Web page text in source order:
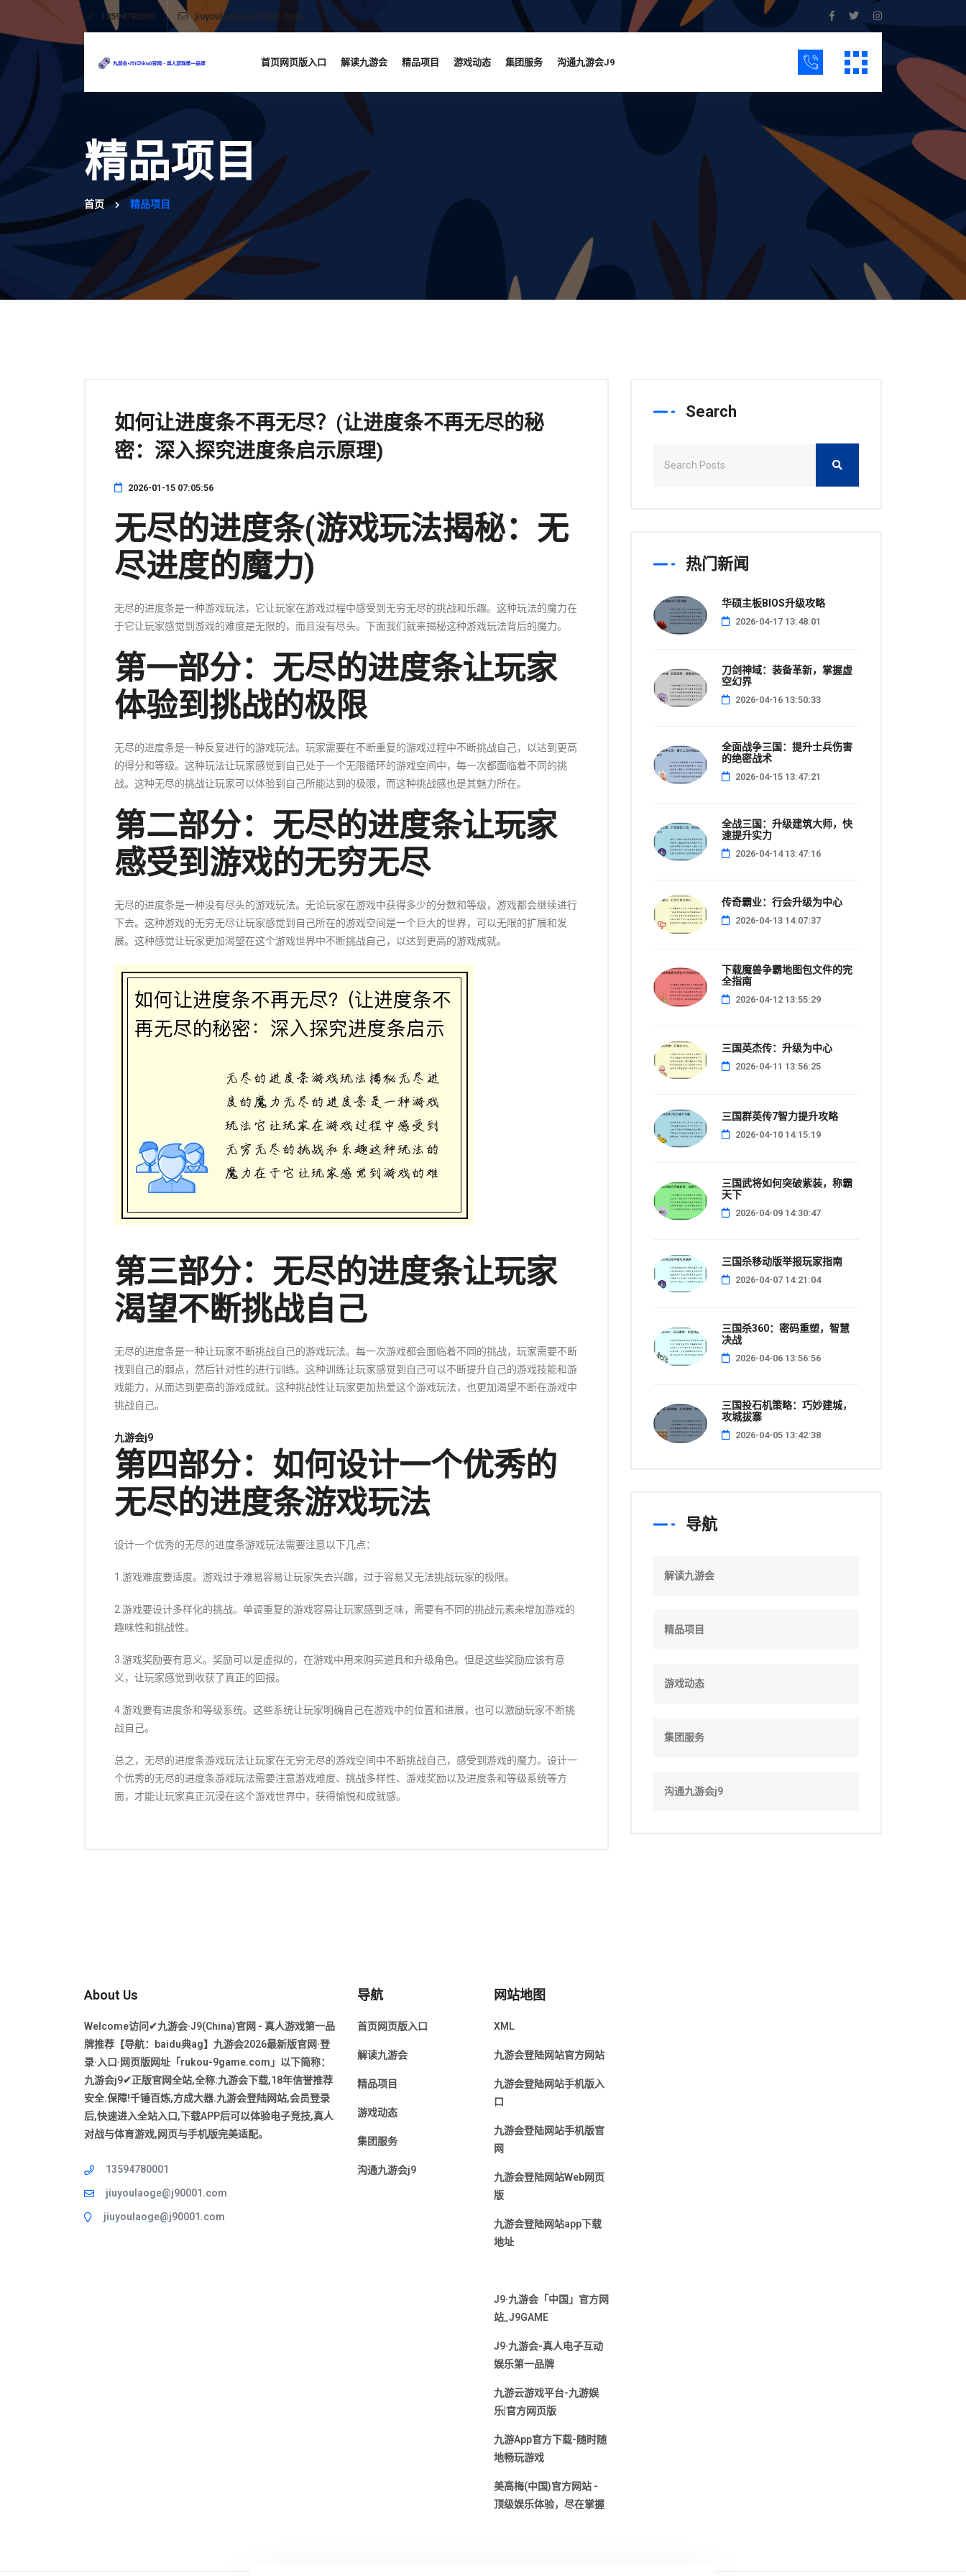
13594780001 jiuyoulaoge@j90001.com
首页网页版入口 解读九游会 精品项目 游戏动态 集团服务 沟通九游会J9
精品项目
首页 精品项目
如何让进度条不再无尽？(让进度条不再无尽的秘
密：深入探究进度条启示原理)
2026-01-15 07:05:56
无尽的进度条(游戏玩法揭秘：无
尽进度的魔力)
无尽的进度条是一种游戏玩法，它让玩家在游戏过程中感受到无穷无尽的挑战和乐趣。这种玩法的魔力在
于它让玩家感觉到游戏的难度是无限的，而且没有尽头。下面我们就来揭秘这种游戏玩法背后的魔力。
第一部分：无尽的进度条让玩家
体验到挑战的极限
无尽的进度条是一种反复进行的游戏玩法。玩家需要在不断重复的游戏过程中不断挑战自己，以达到更高
的得分和等级。这种玩法让玩家感觉到自己处于一个无限循环的游戏空间中，每一次都面临着不同的挑
战。这种无尽的挑战让玩家可以体验到自己所能达到的极限，而这种挑战感也是其魅力所在。
第二部分：无尽的进度条让玩家
感受到游戏的无穷无尽
无尽的进度条是一种没有尽头的游戏玩法。无论玩家在游戏中获得多少的分数和等级，游戏都会继续进行
下去。这种游戏的无穷无尽让玩家感觉到自己所在的游戏空间是一个巨大的世界，可以无限的扩展和发
展。这种感觉让玩家更加渴望在这个游戏世界中不断挑战自己，以达到更高的游戏成就。
第三部分：无尽的进度条让玩家
渴望不断挑战自己
无尽的进度条是一种让玩家不断挑战自己的游戏玩法。每一次游戏都会面临着不同的挑战，玩家需要不断
找到自己的弱点，然后针对性的进行训练。这种训练让玩家感觉到自己可以不断提升自己的游戏技能和游
戏能力，从而达到更高的游戏成就。这种挑战性让玩家更加热爱这个游戏玩法，也更加渴望不断在游戏中
挑战自己。
九游会j9
第四部分：如何设计一个优秀的
无尽的进度条游戏玩法
设计一个优秀的无尽的进度条游戏玩法需要注意以下几点：
1.游戏难度要适度。游戏过于难易容易让玩家失去兴趣，过于容易又无法挑战玩家的极限。
2.游戏要设计多样化的挑战。单调重复的游戏容易让玩家感到乏味，需要有不同的挑战元素来增加游戏的
趣味性和挑战性。
3.游戏奖励要有意义。奖励可以是虚拟的，在游戏中用来购买道具和升级角色。但是这些奖励应该有意
义，让玩家感觉到收获了真正的回报。
4.游戏要有进度条和等级系统。这些系统让玩家明确自己在游戏中的位置和进展，也可以激励玩家不断挑
战自己。
总之，无尽的进度条游戏玩法让玩家在无穷无尽的游戏空间中不断挑战自己，感受到游戏的魔力。设计一
个优秀的无尽的进度条游戏玩法需要注意游戏难度、挑战多样性、游戏奖励以及进度条和等级系统等方
面，才能让玩家真正沉浸在这个游戏世界中，获得愉悦和成就感。
Search
热门新闻
华硕主板BIOS升级攻略
2026-04-17 13:48:01
刀剑神域：装备革新，掌握虚
空幻界
2026-04-16 13:50:33
全面战争三国：提升士兵伤害
的绝密战术
2026-04-15 13:47:21
全战三国：升级建筑大师，快
速提升实力
2026-04-14 13:47:16
传奇霸业：行会升级为中心
2026-04-13 14:07:37
下载魔兽争霸地图包文件的完
全指南
2026-04-12 13:55:29
三国英杰传：升级为中心
2026-04-11 13:56:25
三国群英传7智力提升攻略
2026-04-10 14:15:19
三国武将如何突破紫装，称霸
天下
2026-04-09 14:30:47
三国杀移动版举报玩家指南
2026-04-07 14:21:04
三国杀360：密码重塑，智慧
决战
2026-04-06 13:56:56
三国投石机策略：巧妙建城，
攻城拔寨
2026-04-05 13:42:38
导航
解读九游会
精品项目
游戏动态
集团服务
沟通九游会j9
About Us
Welcome访问✔九游会·J9(China)官网 - 真人游戏第一品
牌推荐【导航：baidu典ag】九游会2026最新版官网·登
录·入口·网页版网址「rukou-9game.com」以下简称：
九游会j9✔正版官网全站,全称:九游会下载,18年信誉推荐
安全.保障!千锤百炼,方成大器.九游会登陆网站,会员登录
后,快速进入全站入口,下载APP后可以体验电子竞技,真人
对战与体育游戏,网页与手机版完美适配。
13594780001
jiuyoulaoge@j90001.com
jiuyoulaoge@j90001.com
导航
首页网页版入口
解读九游会
精品项目
游戏动态
集团服务
沟通九游会j9
网站地图
XML
九游会登陆网站官方网站
九游会登陆网站手机版入
口
九游会登陆网站手机版官
网
九游会登陆网站Web网页
版
九游会登陆网站app下载
地址
J9·九游会「中国」官方网
站_J9GAME
J9·九游会-真人电子互动
娱乐第一品牌
九游云游戏平台-九游娱
乐|官方网页版
九游App官方下载-随时随
地畅玩游戏
美高梅(中国)官方网站 -
顶级娱乐体验，尽在掌握